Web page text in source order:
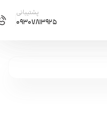
پشتیبانی
۰۹۳۰۷۸۱۳۹۲۵